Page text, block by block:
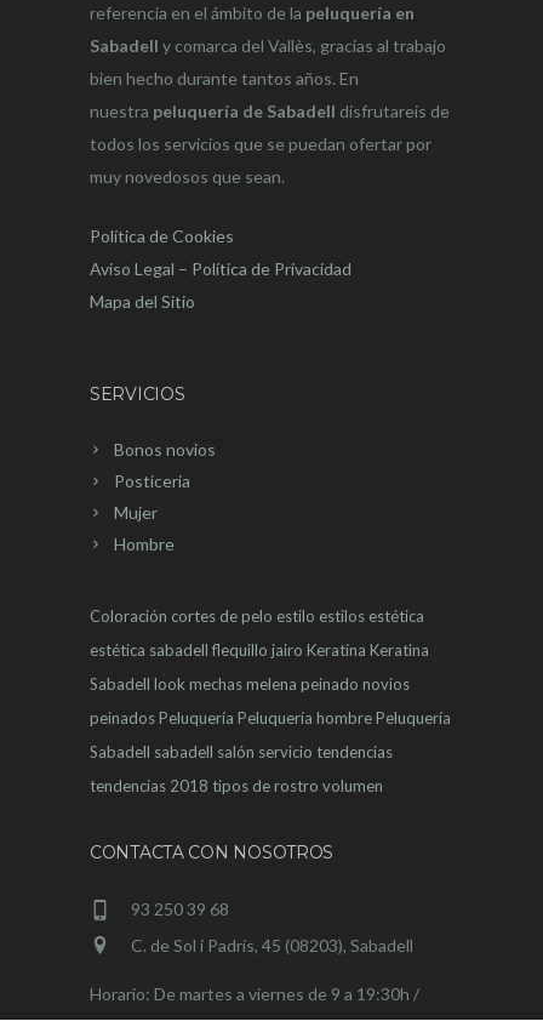
referencia en el ámbito de la peluquería en
Sabadell y comarca del Vallès, gracias al trabajo
bien hecho durante tantos años. En
nuestra peluquería de Sabadell disfrutareis de
todos los servicios que se puedan ofertar por
muy novedosos que sean.
Política de Cookies
Aviso Legal – Política de Privacidad
Mapa del Sitio
SERVICIOS
Bonos novios
Posticeria
Mujer
Hombre
Coloración cortes de pelo estilo estilos estética
estética sabadell flequillo jairo Keratina Keratina
Sabadell look mechasmelena peinado novios
peinadosPeluquería Peluquería hombrePeluquería
Sabadell sabadell salón servicio tendencias
tendencias 2018 tipos de rostro volumen
CONTACTA CON NOSOTROS
93 250 39 68
C. de Sol i Padrís, 45 (08203), Sabadell
Horario: De martes a viernes de 9 a 19:30h /